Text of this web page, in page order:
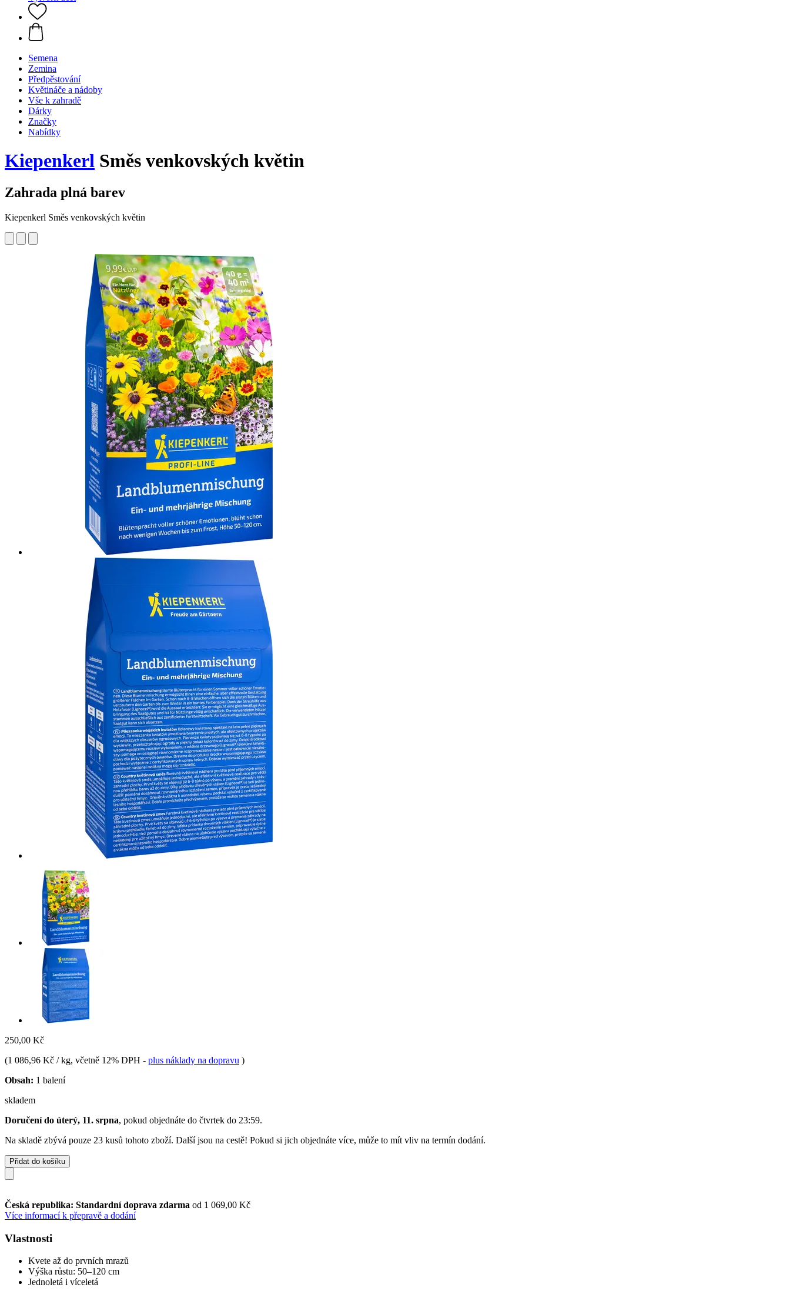
Semena
Zemina
Předpěstování
Květináče a nádoby
Vše k zahradě
Dárky
Značky
Nabídky
Kiepenkerl Směs venkovských květin
Zahrada plná barev
Kiepenkerl Směs venkovských květin
250,00 Kč
(1 086,96 Kč / kg, včetně 12% DPH - plus náklady na dopravu )
Obsah: 1 balení
skladem
Doručení do úterý, 11. srpna, pokud objednáte do čtvrtek do 23:59.
Na skladě zbývá pouze 23 kusů tohoto zboží. Další jsou na cestě! Pokud si jich objednáte více, může to mít vliv na termín dodání.
Přidat do košíku
Česká republika: Standardní doprava zdarma od 1 069,00 Kč
Více informací k přepravě a dodání
Vlastnosti
Kvete až do prvních mrazů
Výška růstu: 50–120 cm
Jednoletá i víceletá